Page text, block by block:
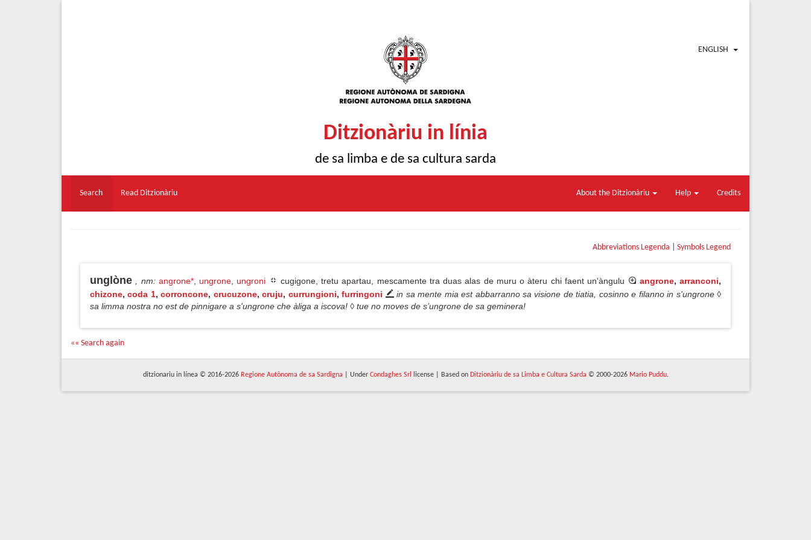
ENGLISH
Ditzionàriu in línia
de sa limba e de sa cultura sarda
Search Read Ditzionàriu About the Ditzionàriu Help Credits
Abbreviations Legenda Symbols Legend
unglòne , nm: angrone*, ungrone ungroni cugigone, tretu apartau, mescamente tra duas alas de muru o àteru chi faent un'àngulu angrone,arranconi,
chizone,coda 1,corroncone, crucuzone,cruju, currungioni,furringoni
in sa mente mia est abbarranno sa visione de tiatia, cosinno e filanno in s'ungrone ◊
sa limma nostra no est de pinnigare a s'ungrone che àliga a iscova! ◊ tue no moves de s’ungrone de sa geminera!
«« Search again
ditzionariu in línea © 2016-2026 Regione Autònoma de sa Sardigna | Under Condaghes Srl license | Based on Ditzionàriu de sa Limba e Cultura Sarda © 2000-2026 Mario Puddu.